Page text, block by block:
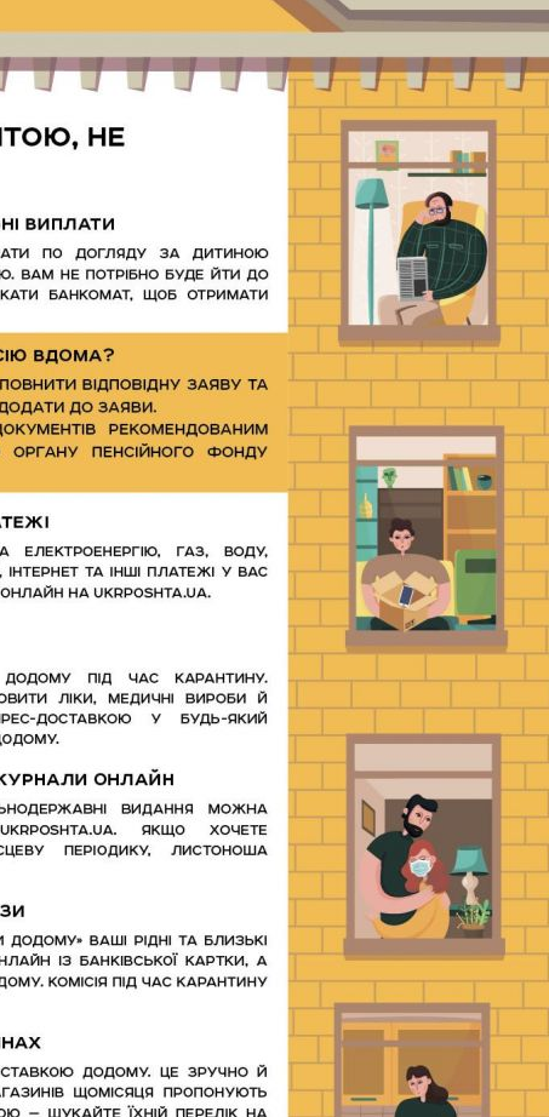
Харковом ширяться добрі